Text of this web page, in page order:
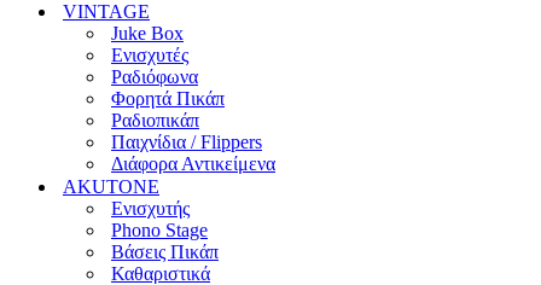
VINTAGE
Juke Box
Ενισχυτές
Ραδιόφωνα
Φορητά Πικάπ
Ραδιοπικάπ
Παιχνίδια / Flippers
Διάφορα Αντικείμενα
AKUTONE
Ενισχυτής
Phono Stage
Βάσεις Πικάπ
Καθαριστικά